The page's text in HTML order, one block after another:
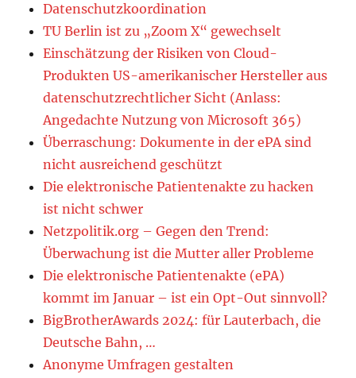
Datenschutzkoordination
TU Berlin ist zu „Zoom X“ gewechselt
Einschätzung der Risiken von Cloud-
Produkten US-amerikanischer Hersteller aus
datenschutzrechtlicher Sicht (Anlass:
Angedachte Nutzung von Microsoft 365)
Überraschung: Dokumente in der ePA sind
nicht ausreichend geschützt
Die elektronische Patientenakte zu hacken
ist nicht schwer
Netzpolitik.org – Gegen den Trend:
Überwachung ist die Mutter aller Probleme
Die elektronische Patientenakte (ePA)
kommt im Januar – ist ein Opt-Out sinnvoll?
BigBrotherAwards 2024: für Lauterbach, die
Deutsche Bahn, …
Anonyme Umfragen gestalten